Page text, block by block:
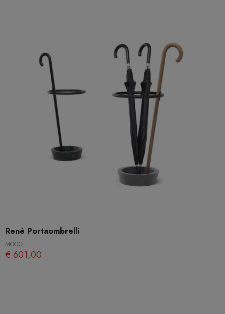
Renè Portaombrelli
MOGG
€ 601,00